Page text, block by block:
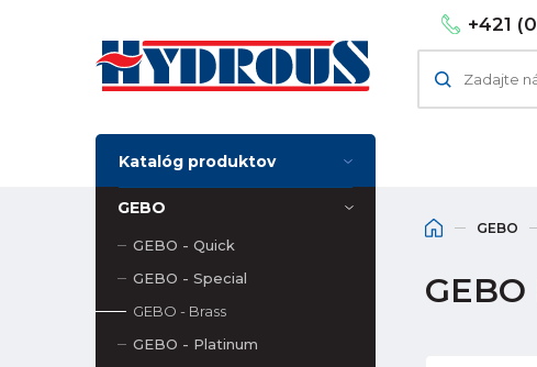
+421
Katalóg produktov
GEBO
GEBO - Quick
GEBO - Special
GEBO - Brass
GEBO - Platinum
GEBO